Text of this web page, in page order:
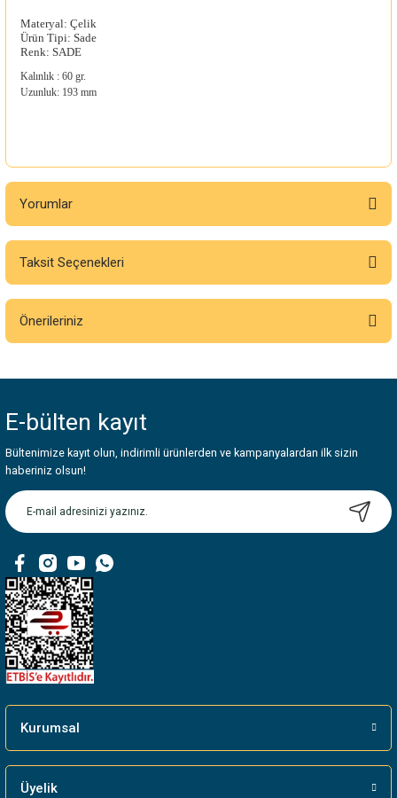
Materyal: Çelik
Ürün Tipi: Sade
Renk: SADE
Kalınlık : 60 gr.
Uzunluk: 193 mm
Yorumlar
Bu ürüne ilk yorumu siz yapın!
Taksit Seçenekleri
Önerileriniz
Görüş ve önerileriniz için teşekkür ederiz.
Ürün resmi kalitesiz, bozuk veya görüntülenemiyor.
Ürün açıklamasında eksik bilgiler bulunuyor.
Ürün bilgilerinde hatalar bulunuyor.
Bu ürüne benzer farklı alternatifler olmalı.
E-bülten kayıt
Bültenimize kayıt olun, indirimli ürünlerden ve kampanyalardan ilk sizin
haberiniz olsun!
Kurumsal
Üyelik